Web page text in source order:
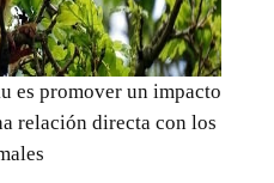
es promover un impacto
relación directa con los